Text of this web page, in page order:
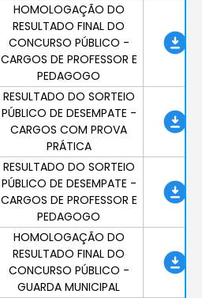
HOMOLOGAÇÃO DO
RESULTADO FINAL DO
CONCURSO PÚBLICO -
CARGOS DE PROFESSOR E
PEDAGOGO
RESULTADO DO SORTEIO
PÚBLICO DE DESEMPATE -
CARGOS COM PROVA
PRÁTICA
RESULTADO DO SORTEIO
PÚBLICO DE DESEMPATE -
CARGOS DE PROFESSOR E
PEDAGOGO
HOMOLOGAÇÃO DO
RESULTADO FINAL DO
CONCURSO PÚBLICO -
GUARDA MUNICIPAL